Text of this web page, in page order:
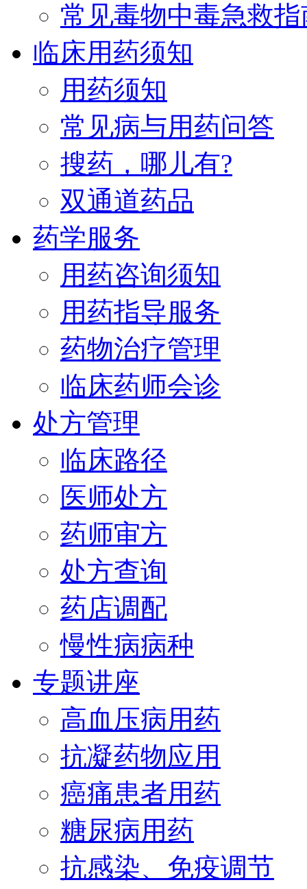
常见毒物中毒急救指
临床用药须知
用药须知
常见病与用药问答
搜药，哪儿有?
双通道药品
药学服务
用药咨询须知
用药指导服务
药物治疗管理
临床药师会诊
处方管理
临床路径
医师处方
药师审方
处方查询
药店调配
慢性病病种
专题讲座
高血压病用药
抗凝药物应用
癌痛患者用药
糖尿病用药
抗感染、免疫调节